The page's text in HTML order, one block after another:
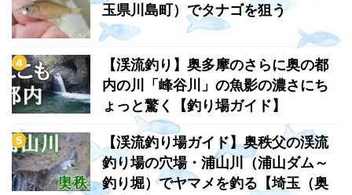
玉県川島町）でタナゴを狙う
【渓流釣り】奥多摩のさらに奥の都
内の川「峰谷川」の魚影の濃さにち
ょっと驚く【釣り場ガイド】
【渓流釣り場ガイド】奥秩父の渓流
釣り場の穴場・浦山川（浦山ダム～
釣り堀）でヤマメを釣る【埼玉（奥